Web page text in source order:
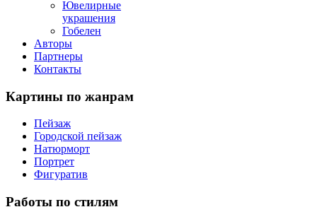
Ювелирные
украшения
Гобелен
Авторы
Партнеры
Контакты
Картины по жанрам
Пейзаж
Городской пейзаж
Натюрморт
Портрет
Фигуратив
Работы по стилям